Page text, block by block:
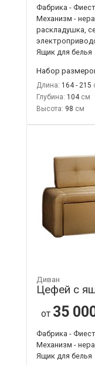
Фабрика -
Механизм -
раскладушка,
Ящик для белья
Набор
Длина: 164 - 215
Глубина: 104
Высота: 98
Диван
Цефей с
от 35
Фабрика -
Механизм -
Ящик для белья